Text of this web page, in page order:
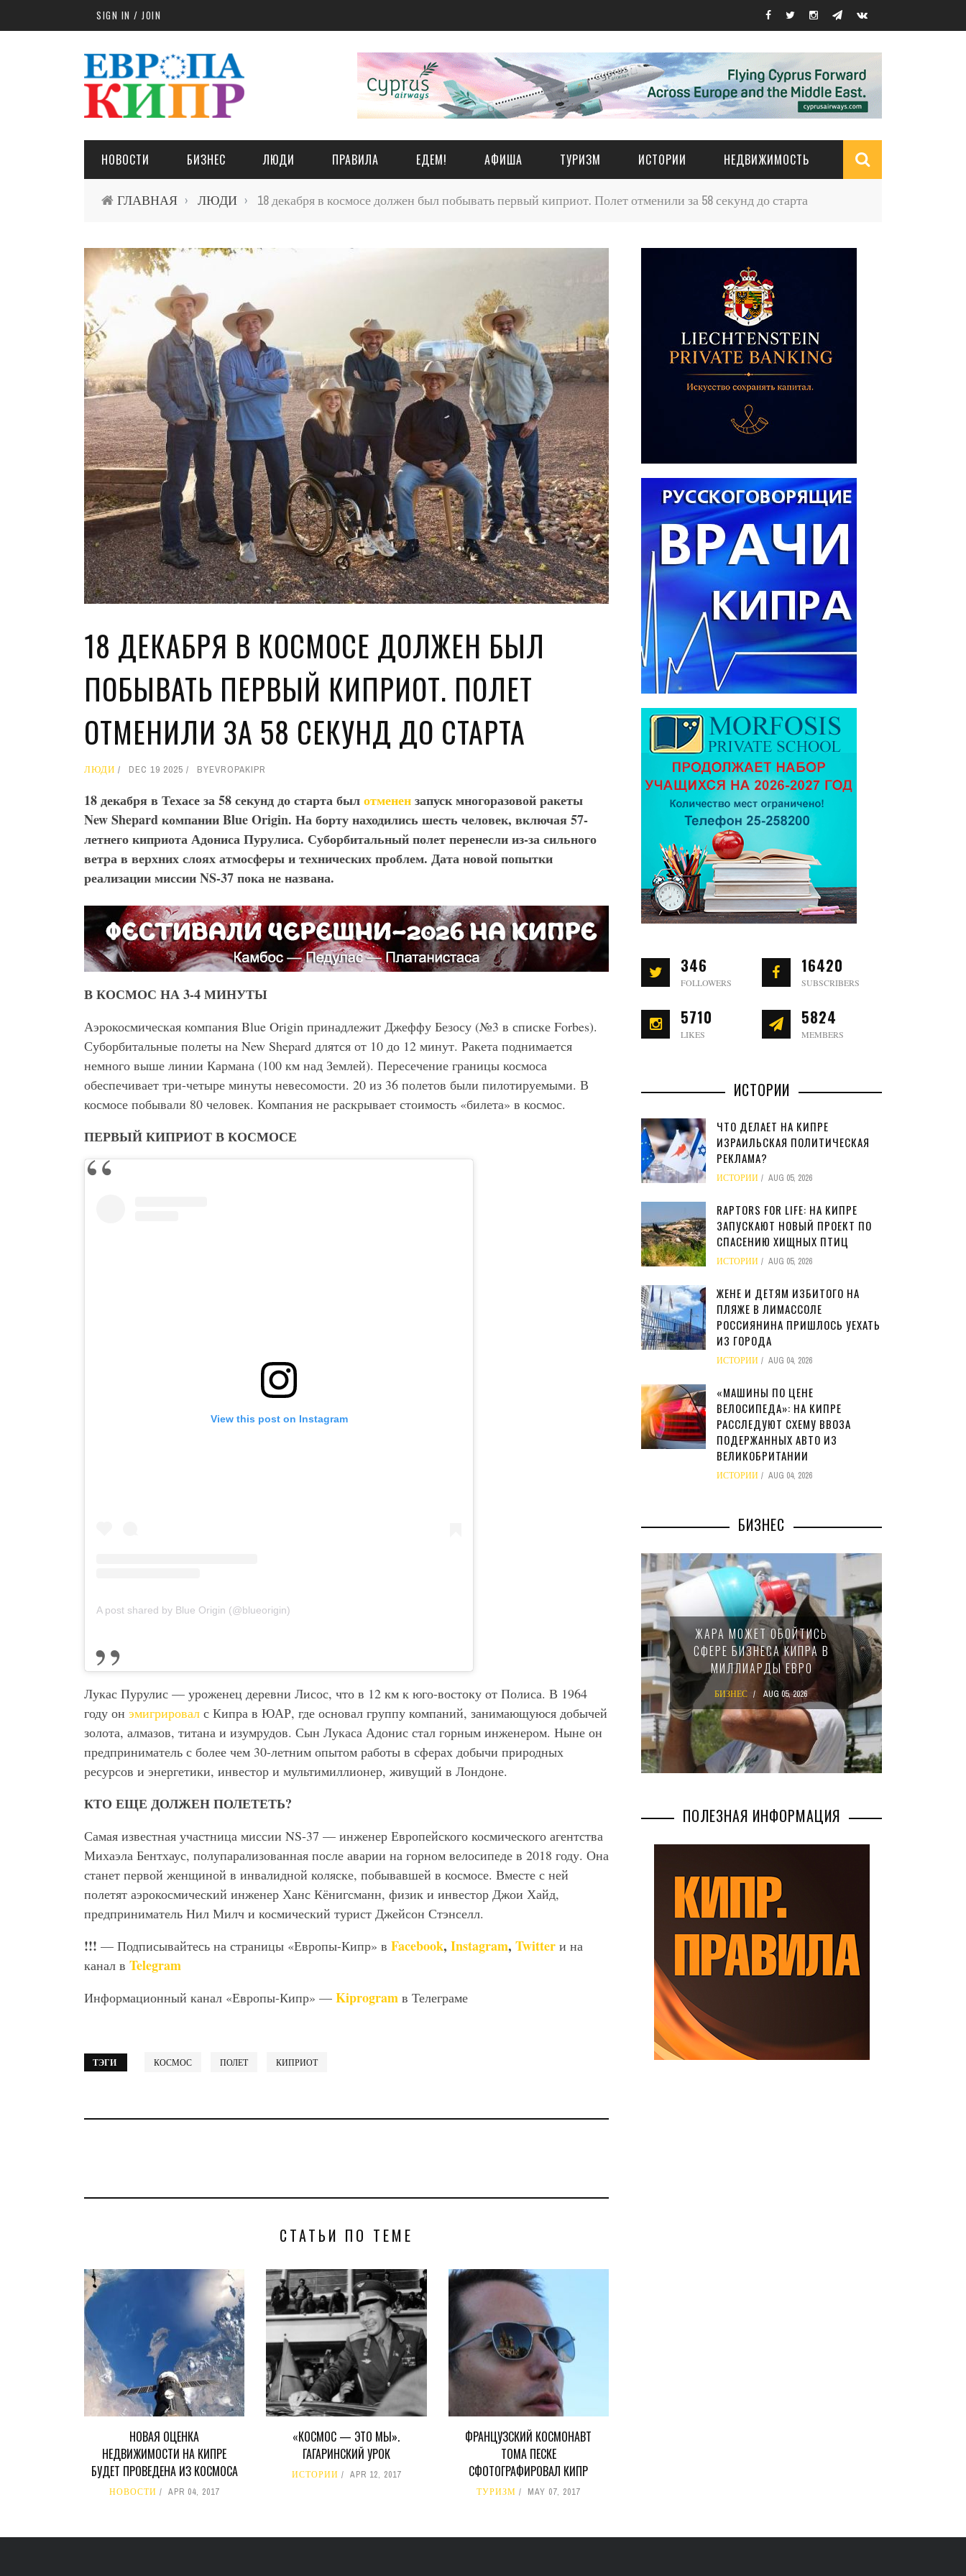
Skip to main contentSIGN IN / JOIN
НОВОСТИ БИЗНЕС ЛЮДИ ПРАВИЛА ЕДЕМ! АФИША ТУРИЗМ ИСТОРИИ НЕДВИЖИМОСТЬ
ГЛАВНАЯ › ЛЮДИ › 18 декабря в космосе должен был побывать первый киприот. Полет отменили за 58 секунд до старта
18 ДЕКАБРЯ В КОСМОСЕ ДОЛЖЕН БЫЛ
ПОБЫВАТЬ ПЕРВЫЙ КИПРИОТ. ПОЛЕТ
ОТМЕНИЛИ ЗА 58 СЕКУНД ДО СТАРТА
ЛЮДИ DEC 19 2025 BYEVROPAKIPR
18 декабря в Техасе за 58 секунд до старта былотменензапуск многоразовой ракеты
NewShepardкомпании BlueOrigin. На борту находились шесть человек, включая 57-
летнего киприота Адониса Пурулиса. Суборбитальный полет перенесли из-за сильного
ветра в верхних слоях атмосферы и технических проблем. Дата новой попытки
реализации миссии NS-37 пока не названа.
В КОСМОС НА 3-4 МИНУТЫ
Аэрокосмическая компания Blue Origin принадлежит Джеффу Безосу (№3 в списке Forbes).
Суборбитальные полеты на New Shepard длятся от 10 до 12 минут. Ракета поднимается
немного выше линии Кармана (100 км над Землей). Пересечение границы космоса
обеспечивает три-четыре минуты невесомости. 20 из 36 полетов были пилотируемыми. В
космосе побывали 80 человек. Компания не раскрывает стоимость «билета» в космос.
ПЕРВЫЙ КИПРИОТ В КОСМОСЕ
View this post on Instagram
A post shared by Blue Origin (@blueorigin)
Лукас Пурулис — уроженец деревни Лисос, что в 12 км к юго-востоку от Полиса. В 1964
году он эмигрировал с Кипра в ЮАР, где основал группу компаний, занимающуюся добычей
золота, алмазов, титана и изумрудов. Сын Лукаса Адонис стал горным инженером. Ныне он
предприниматель с более чем 30-летним опытом работы в сферах добычи природных
ресурсов и энергетики, инвестор и мультимиллионер, живущий в Лондоне.
КТО ЕЩЕ ДОЛЖЕН ПОЛЕТЕТЬ?
Самая известная участница миссии NS-37 — инженер Европейского космического агентства
Михаэла Бентхаус, полупарализованная после аварии на горном велосипеде в 2018 году. Она
станет первой женщиной в инвалидной коляске, побывавшей в космосе. Вместе с ней
полетят аэрокосмический инженер Ханс Кёнигсманн, физик и инвестор Джои Хайд,
предприниматель Нил Милч и космический турист Джейсон Стэнселл.
!!! — Подписывайтесь на страницы «Европы-Кипр» в Facebook, Instagram, Twitter и на
канал в Telegram
Информационный канал «Европы-Кипр» — Kiprogram в Телеграме
ТЭГИ КОСМОС ПОЛЕТ КИПРИОТ
СТАТЬИ ПО ТЕМЕ
НОВАЯ ОЦЕНКА
НЕДВИЖИМОСТИ НА КИПРЕ
БУДЕТ ПРОВЕДЕНА ИЗ КОСМОСА
НОВОСТИ APR 04, 2017
«КОСМОС — ЭТО МЫ».
ГАГАРИНСКИЙ УРОК
ИСТОРИИ APR 12, 2017
ФРАНЦУЗСКИЙ КОСМОНАВТ
ТОМА ПЕСКЕ
СФОТОГРАФИРОВАЛ КИПР
ТУРИЗМ MAY 07, 2017
346
FOLLOWERS
16420
SUBSCRIBERS
5710
LIKES
5824
MEMBERS
ИСТОРИИ
ЧТО ДЕЛАЕТ НА КИПРЕ
ИЗРАИЛЬСКАЯ ПОЛИТИЧЕСКАЯ
РЕКЛАМА?
ИСТОРИИ AUG 05, 2026
RAPTORS FOR LIFE: НА КИПРЕ
ЗАПУСКАЮТ НОВЫЙ ПРОЕКТ ПО
СПАСЕНИЮ ХИЩНЫХ ПТИЦ
ИСТОРИИ AUG 05, 2026
ЖЕНЕ И ДЕТЯМ ИЗБИТОГО НА
ПЛЯЖЕ В ЛИМАССОЛЕ
РОССИЯНИНА ПРИШЛОСЬ УЕХАТЬ
ИЗ ГОРОДА
ИСТОРИИ AUG 04, 2026
«МАШИНЫ ПО ЦЕНЕ
ВЕЛОСИПЕДА»: НА КИПРЕ
РАССЛЕДУЮТ СХЕМУ ВВОЗА
ПОДЕРЖАННЫХ АВТО ИЗ
ВЕЛИКОБРИТАНИИ
ИСТОРИИ AUG 04, 2026
БИЗНЕС
НА КИПРСКОМ ШЕЛЬФЕ
БИЗНЕС
ЖАРА МОЖЕТ ОБОЙТИСЬ
СФЕРЕ БИЗНЕСА КИПРА В
МИЛЛИАРДЫ ЕВРО
БИЗНЕС AUG 05, 2026
ПОЛЕЗНАЯ ИНФОРМАЦИЯ